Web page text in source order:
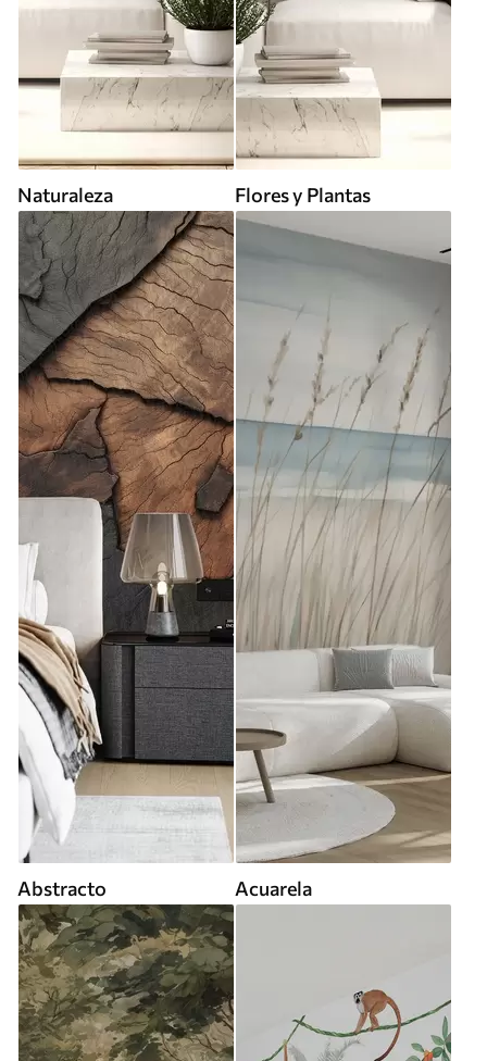
Naturaleza Flores y Plantas
Abstracto Acuarela